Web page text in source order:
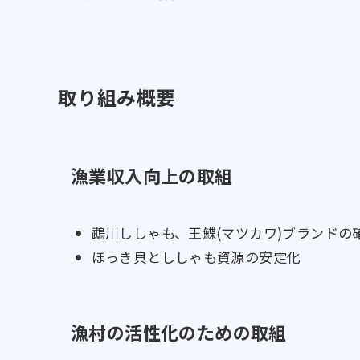
取り組み概要
漁業収入向上の取組
鵡川ししゃも、王鰈(マツカワ)ブランドの
ほっき貝とししゃも資源の安定化
漁村の活性化のための取組